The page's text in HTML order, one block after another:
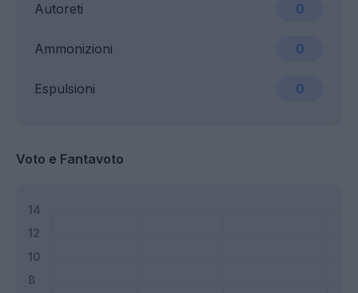
Ammonizioni 0
Espulsioni 0
Autoreti 0
Voto e Fantavoto